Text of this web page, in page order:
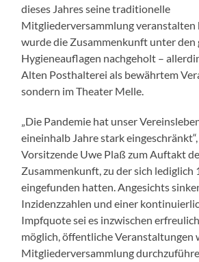
dieses Jahres seine traditionelle
Mitgliederversammlung veranstalten
wurde die Zusammenkunft unter den
Hygieneauflagen nachgeholt –
Alten Posthalterei als bewährtem
sondern im Theater Melle.
„Die Pandemie hat unser
eineinhalb Jahre stark
Vorsitzende Uwe Plaß zum Auftakt
Zusammenkunft, zu der sich lediglich
eingefunden hatten. Angesichts
Inzidenzzahlen und einer
Impfquote sei es inzwischen
möglich, öffentliche Veranstaltungen
Mitgliederversammlung